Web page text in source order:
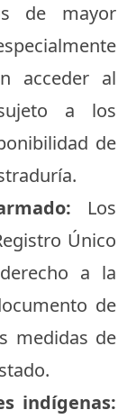
de mayor
acceder al
a los
de
Los
Único
a la
de
medidas de
indígenas: